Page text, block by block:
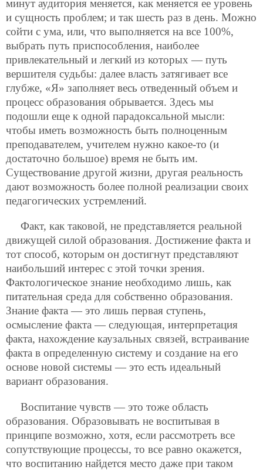
минут аудитория меняется, как меняется ее уровень
и сущность проблем; и так шесть раз в день. Можно
сойти с ума, или, что выполняется на все 100%,
выбрать путь приспособления, наиболее
привлекательный и легкий из которых — путь
вершителя судьбы: далее власть затягивает все
глубже, «Я» заполняет весь отведенный объем и
процесс образования обрывается. Здесь мы
подошли еще к одной парадоксальной мысли:
чтобы иметь возможность быть полноценным
преподавателем, учителем нужно какое-то (и
достаточно большое) время не быть им.
Существование другой жизни, другая реальность
дают возможность более полной реализации своих
педагогических устремлений.
Факт, как таковой, не представляется реальной
движущей силой образования. Достижение факта и
тот способ, которым он достигнут представляют
наибольший интерес с этой точки зрения.
Фактологическое знание необходимо лишь, как
питательная среда для собственно образования.
Знание факта — это лишь первая ступень,
осмысление факта — следующая, интерпретация
факта, нахождение каузальных связей, встраивание
факта в определенную систему и создание на его
основе новой системы — это есть идеальный
вариант образования.
Воспитание чувств — это тоже область
образования. Образовывать не воспитывая в
принципе возможно, хотя, если рассмотреть все
сопутствующие процессы, то все равно окажется,
что воспитанию найдется место даже при таком